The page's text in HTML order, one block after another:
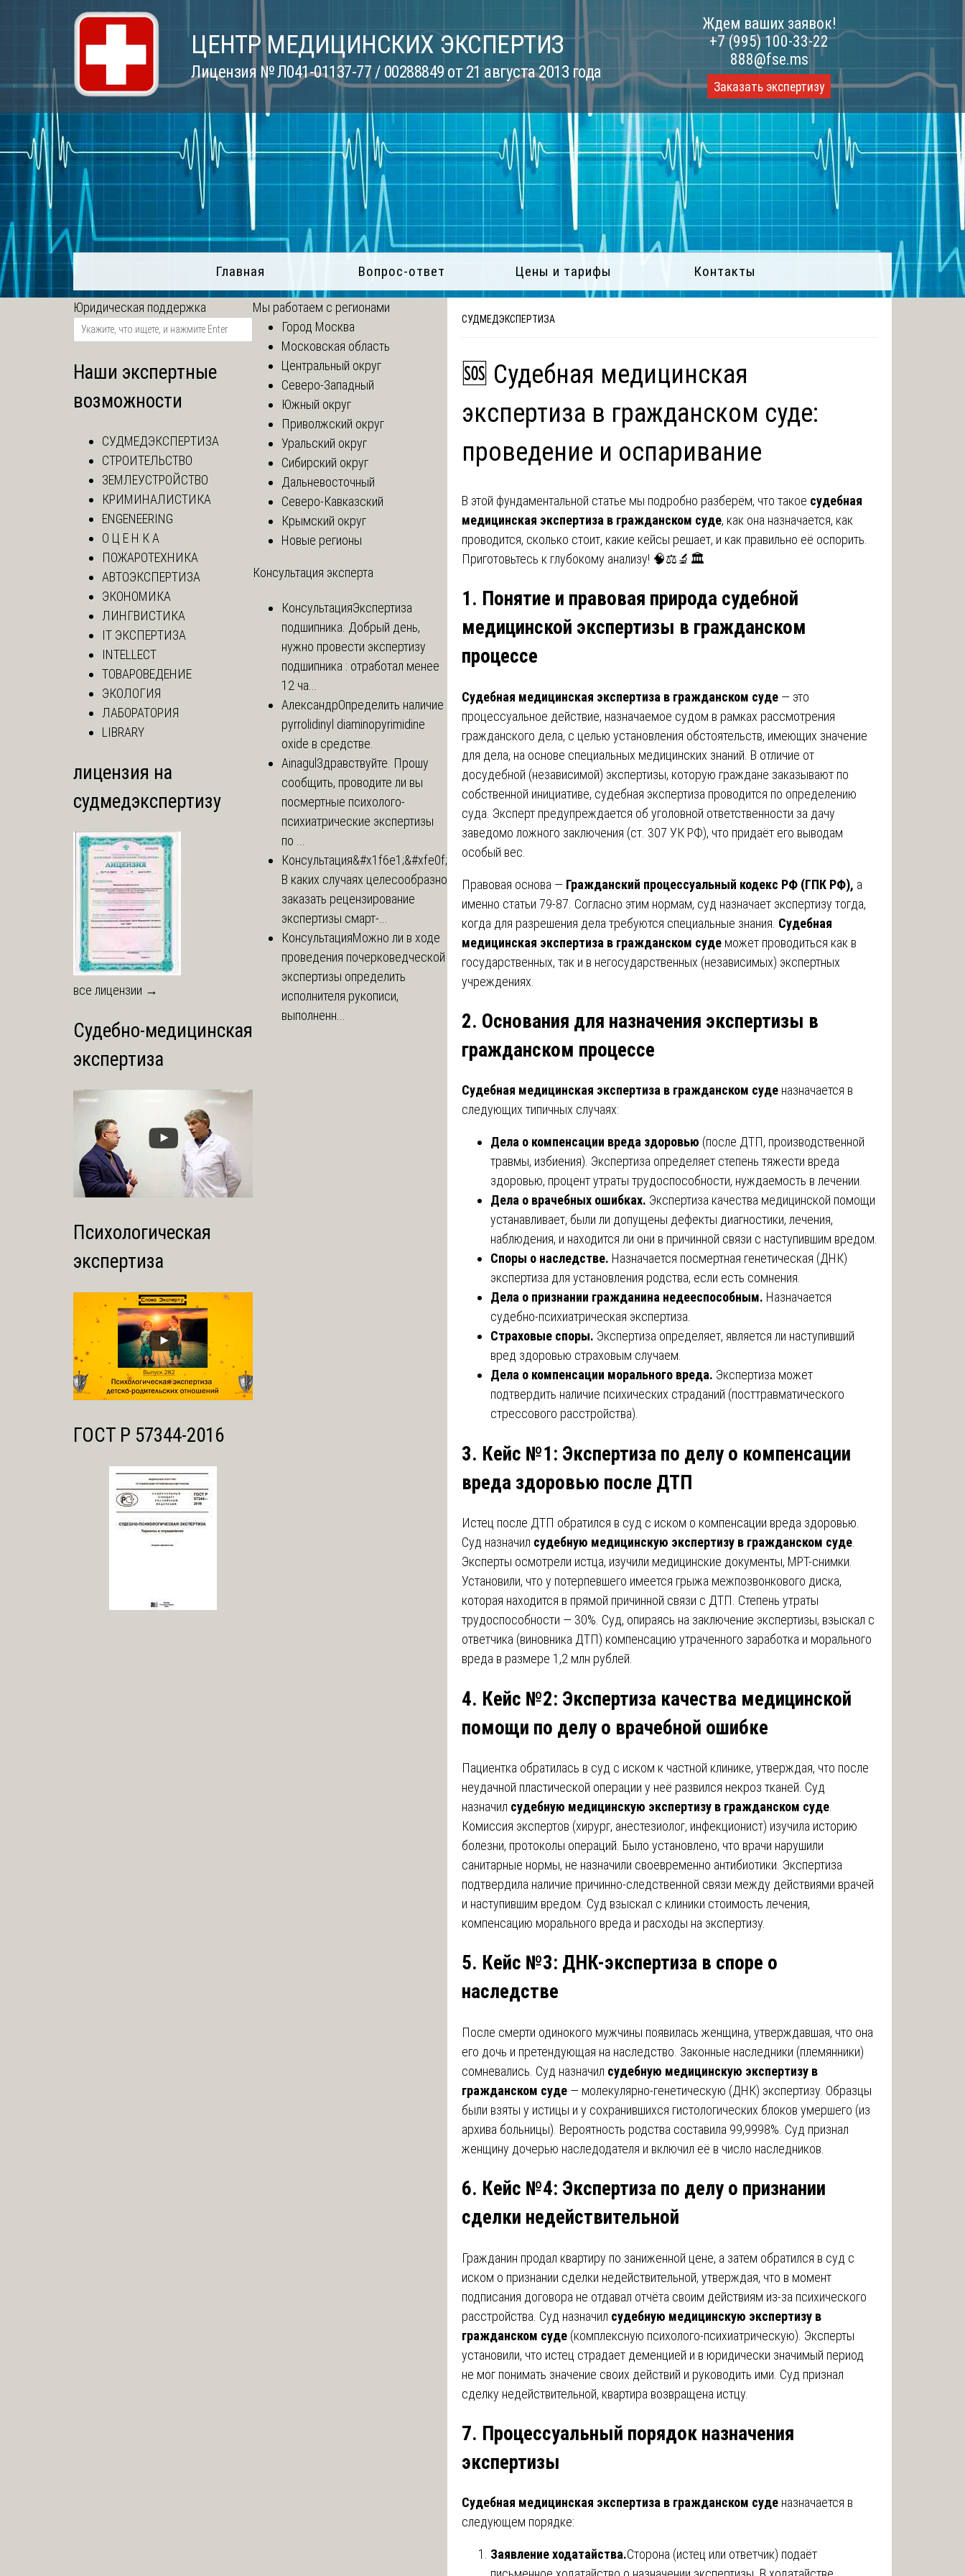
ЦЕНТР МЕДИЦИНСКИХ ЭКСПЕРТИЗ
Лицензия № Л041-01137-77 / 00288849 от 21 августа 2013 года
Ждем ваших заявок!
+7 (995) 100-33-22
888@fse.ms
Заказать экспертизу
Главная Вопрос-ответ Цены и тарифы Контакты
СУДМЕДЭКСПЕРТИЗА
🆘 Судебная медицинская
экспертиза в гражданском суде:
проведение и оспаривание
В этой фундаментальной статье мы подробно разберём, что такое судебная
медицинская экспертиза в гражданском суде, как она назначается, как
проводится, сколько стоит, какие кейсы решает, и как правильно её оспорить.
Приготовьтесь к глубокому анализу! 🧠⚖️🔬🏛️
1. Понятие и правовая природа судебной
медицинской экспертизы в гражданском
процессе
Судебная медицинская экспертиза в гражданском суде — это
процессуальное действие, назначаемое судом в рамках рассмотрения
гражданского дела, с целью установления обстоятельств, имеющих значение
для дела, на основе специальных медицинских знаний. В отличие от
досудебной (независимой) экспертизы, которую граждане заказывают по
собственной инициативе, судебная экспертиза проводится по определению
суда. Эксперт предупреждается об уголовной ответственности за дачу
заведомо ложного заключения (ст. 307 УК РФ), что придаёт его выводам
особый вес.
Правовая основа — Гражданский процессуальный кодекс РФ (ГПК РФ), а
именно статьи 79-87. Согласно этим нормам, суд назначает экспертизу тогда,
когда для разрешения дела требуются специальные знания. Судебная
медицинская экспертиза в гражданском суде может проводиться как в
государственных, так и в негосударственных (независимых) экспертных
учреждениях.
2. Основания для назначения экспертизы в
гражданском процессе
Судебная медицинская экспертиза в гражданском суде назначается в
следующих типичных случаях:
Дела о компенсации вреда здоровью (после ДТП, производственной
травмы, избиения). Экспертиза определяет степень тяжести вреда
здоровью, процент утраты трудоспособности, нуждаемость в лечении.
Дела о врачебных ошибках. Экспертиза качества медицинской помощи
устанавливает, были ли допущены дефекты диагностики, лечения,
наблюдения, и находится ли они в причинной связи с наступившим вредом.
Споры о наследстве. Назначается посмертная генетическая (ДНК)
экспертиза для установления родства, если есть сомнения.
Дела о признании гражданина недееспособным. Назначается
судебно-психиатрическая экспертиза.
Страховые споры. Экспертиза определяет, является ли наступивший
вред здоровью страховым случаем.
Дела о компенсации морального вреда. Экспертиза может
подтвердить наличие психических страданий (посттравматического
стрессового расстройства).
3. Кейс №1: Экспертиза по делу о компенсации
вреда здоровью после ДТП
Истец после ДТП обратился в суд с иском о компенсации вреда здоровью.
Суд назначил судебную медицинскую экспертизу в гражданском суде
Эксперты осмотрели истца, изучили медицинские документы, МРТ-снимки.
Установили, что у потерпевшего имеется грыжа межпозвонкового диска,
которая находится в прямой причинной связи с ДТП. Степень утраты
трудоспособности — 30%. Суд, опираясь на заключение экспертизы, взыскал с
ответчика (виновника ДТП) компенсацию утраченного заработка и морального
вреда в размере 1,2 млн рублей.
4. Кейс №2: Экспертиза качества медицинской
помощи по делу о врачебной ошибке
Пациентка обратилась в суд с иском к частной клинике, утверждая, что после
неудачной пластической операции у неё развился некроз тканей. Суд
назначил судебную медицинскую экспертизу в гражданском суде
Комиссия экспертов (хирург, анестезиолог, инфекционист) изучила историю
болезни, протоколы операций. Было установлено, что врачи нарушили
санитарные нормы, не назначили своевременно антибиотики. Экспертиза
подтвердила наличие причинно-следственной связи между действиями врачей
и наступившим вредом. Суд взыскал с клиники стоимость лечения,
компенсацию морального вреда и расходы на экспертизу.
5. Кейс №3: ДНК-экспертиза в споре о
наследстве
После смерти одинокого мужчины появилась женщина, утверждавшая, что она
его дочь и претендующая на наследство. Законные наследники (племянники)
сомневались. Суд назначил судебную медицинскую экспертизу в
гражданском суде — молекулярно-генетическую (ДНК) экспертизу. Образцы
были взяты у истицы и у сохранившихся гистологических блоков умершего (из
архива больницы). Вероятность родства составила 99,9998%. Суд признал
женщину дочерью наследодателя и включил её в число наследников.
6. Кейс №4: Экспертиза по делу о признании
сделки недействительной
Гражданин продал квартиру по заниженной цене, а затем обратился в суд с
иском о признании сделки недействительной, утверждая, что в момент
подписания договора не отдавал отчёта своим действиям из-за психического
расстройства. Суд назначил судебную медицинскую экспертизу в
гражданском суде (комплексную психолого-психиатрическую). Эксперты
установили, что истец страдает деменцией и в юридически значимый период
не мог понимать значение своих действий и руководить ими. Суд признал
сделку недействительной, квартира возвращена истцу.
7. Процессуальный порядок назначения
экспертизы
Судебная медицинская экспертиза в гражданском суде назначается в
следующем порядке:
Заявление ходатайства.Сторона (истец или ответчик) подаёт
Юридическая поддержка
Наши экспертные
возможности
СУДМЕДЭКСПЕРТИЗА
СТРОИТЕЛЬСТВО
ЗЕМЛЕУСТРОЙСТВО
КРИМИНАЛИСТИКА
ENGENEERING
О Ц Е Н К А
ПОЖАРОТЕХНИКА
АВТОЭКСПЕРТИЗА
ЭКОНОМИКА
ЛИНГВИСТИКА
IT ЭКСПЕРТИЗА
INTELLECT
ТОВАРОВЕДЕНИЕ
ЭКОЛОГИЯ
ЛАБОРАТОРИЯ
LIBRARY
лицензия на
судмедэкспертизу
все лицензии →
Судебно-медицинская
экспертиза
Психологическая
экспертиза
ГОСТ Р 57344-2016
Мы работаем с регионами
Город Москва
Московская область
Центральный округ
Северо-Западный
Южный округ
Приволжский округ
Уральский округ
Сибирский округ
Дальневосточный
Северо-Кавказский
Крымский округ
Новые регионы
Консультация эксперта
КонсультацияЭкспертиза
подшипника. Добрый день,
нужно провести экспертизу
подшипника : отработал менее
12 ча...
АлександрОпределить наличие
pyrrolidinyl diaminopyrimidine
oxide в средстве.
Ainagul Здравствуйте. Прошу
сообщить, проводите ли вы
посмертные психолого-
психиатрические экспертизы
по ...
Консультация&#x1f6e1;&#xfe0f;
В каких случаях целесообразно
заказать рецензирование
экспертизы смарт-...
КонсультацияМожно ли в ходе
проведения почерковедческой
экспертизы определить
исполнителя рукописи,
выполненн...